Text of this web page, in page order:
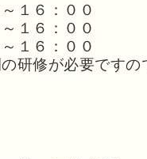
１６：００
：００
：００
研修が必要ですの